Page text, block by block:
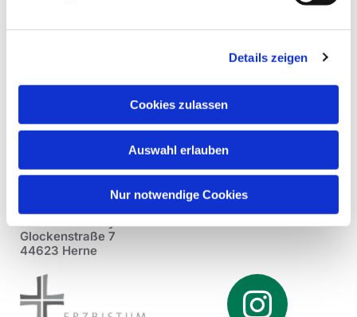
Details zeigen
Cookies zulassen
Auswahl erlauben
Nur notwendige Cookies
Glockenstraße 7
44623 Herne